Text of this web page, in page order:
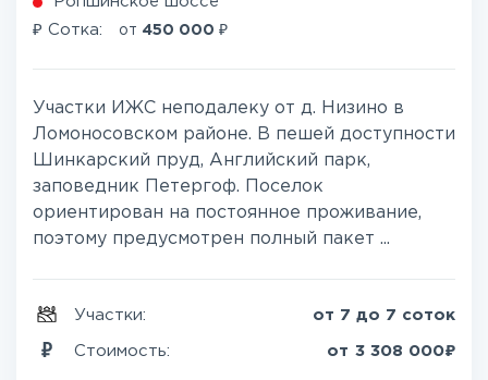
₽ Сотка: от 450 000 ₽
Участки ИЖС неподалеку от д. Низино в
Ломоносовском районе. В пешей доступности
Шинкарский пруд, Английский парк,
заповедник Петергоф. Поселок
ориентирован на постоянное проживание,
поэтому предусмотрен полный пакет ...
Участки: от 7 до 7 соток
Стоимость: от 3 308 000₽